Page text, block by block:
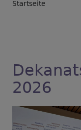
Startseite
2026